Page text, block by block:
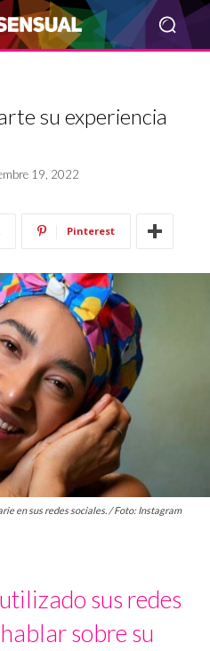
su experiencia
19, 2022
Pinterest
en sus redes sociales. / Foto: Instagram
sus redes
sobre su